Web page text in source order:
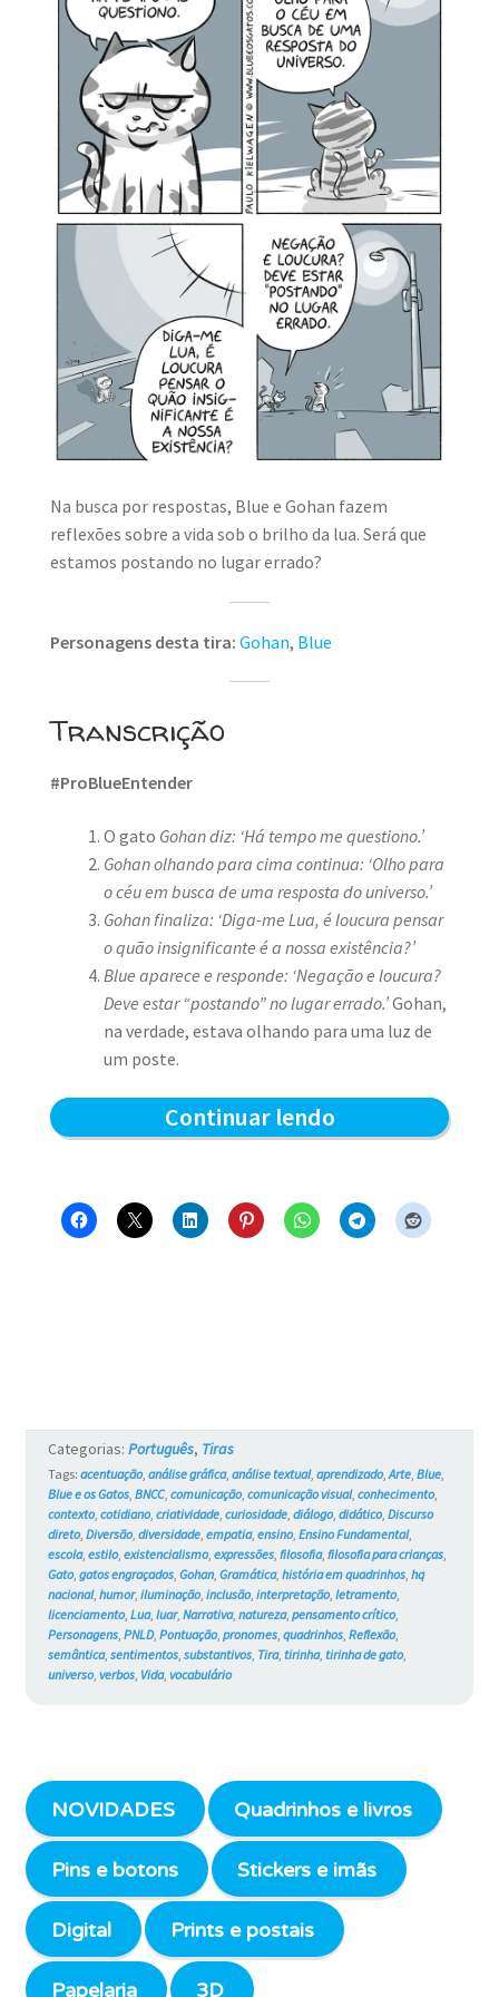
MINHA CONTA
CARRINHO
Na busca por respostas, Blue e Gohan fazem
reflexões sobre a vida sob o brilho da lua. Será que
estamos postando no lugar errado?
Personagens desta tira: Gohan, Blue
Transcrição
#ProBlueEntender
O gato Gohan diz: ‘Há tempo me questiono.’
Gohan olhando para cima continua: ‘Olho para
o céu em busca de uma resposta do universo.’
Gohan finaliza: ‘Diga-me Lua, é loucura pensar
o quão insignificante é a nossa existência?’
Blue aparece e responde: ‘Negação e loucura?
Deve estar “postando” no lugar errado.’Gohan,
na verdade, estava olhando para uma luz de
um poste.
Continuar lendoReflexões
Blue
Categorias: Português, Tiras
Tags: acentuação, análise gráfica, análise textual, aprendizado, Arte, Blue,
Blue e os Gatos, BNCC, comunicação, comunicação visual, conhecimento,
contexto, cotidiano, criatividade, curiosidade, diálogo, didático, Discurso
direto, Diversão, diversidade, empatia, ensino, Ensino Fundamental,
escola, estilo, existencialismo, expressões, filosofia, filosofia para crianças,
Gato, gatos engraçados, Gohan, Gramática, história em quadrinhos, hq
nacional, humor, iluminação, inclusão, interpretação, letramento,
licenciamento, Lua, luar, Narrativa, natureza, pensamento crítico,
Personagens, PNLD, Pontuação, pronomes, quadrinhos, Reflexão,
semântica, sentimentos, substantivos, Tira, tirinha, tirinha de gato,
universo, verbos, Vida, vocabulário
NOVIDADES Quadrinhos e livros
Pins e botons Stickers e imãs
Digital Prints e postais
Papelaria 3D